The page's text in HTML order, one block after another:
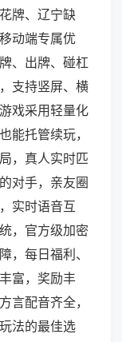
牌、辽宁缺
动端专属优
、出牌、碰杠
支持竖屏、横
戏采用轻量化
能托管续玩，
，真人实时匹
对手，亲友圈
实时语音互
，官方级加密
，每日福利、
富，奖励丰
言配音齐全，
法的最佳选